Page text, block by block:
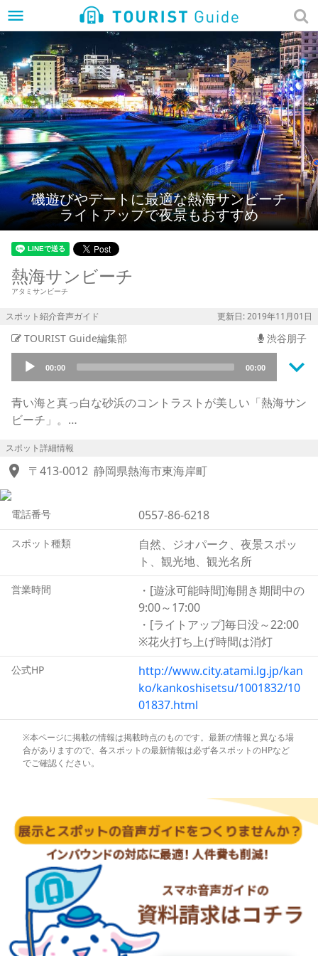
menu
磯遊びやデートに最適な熱海サンビーチ
ライトアップで夜景もおすすめ
熱海サンビーチ
アタミサンビーチ
スポット紹介音声ガイド 更新日: 2019年11月01日
TOURIST Guide編集部 渋谷朋子
Audio
Player
00:00 00:00 keyboard_arrow_down
青い海と真っ白な砂浜のコントラストが美しい「熱海サン
ビーチ」。
ターパーク」が設置され、海水浴場として家族連れやカッ
プルに大人気のスポットです。
サンビーチの周りには、「ムーンテラス」「スカイデッ
キ」「レインボーデッキ」「渚デッキ」が立ち並びます。
姉妹都市である北イタリア・サンレモ市を意識して作られ
たテラスやデッキは、地中海の爽やかな雰囲気を感じま
す。
中でも「ムーンテラス」は恋人の聖地として登録されてお
り、恋愛成就を願う人にオススメのスポットです。
熱海サンビーチは夜になるとライトアップされ、さらに魅
力的な姿を見せます。幻想的なブルーが印象的な明かり
は、世界的な照明デザイナー、石井幹子氏によって手がけ
日本初となる海のライトアップは、熱海サンビーチをより
スポット詳細情報
location_on 〒413-0012 静岡県熱海市東海岸町
電話番号 0557-86-6218
スポット種類
自然、ジオパーク、夜景スポッ
ト、観光地、観光名所
営業時間
・[遊泳可能時間]海開き期間中の
9:00～17:00
・[ライトアップ]毎日没～22:00
※花火打ち上げ時間は消灯
公式HP
http://www.city.atami.lg.jp/kan
ko/kankoshisetsu/1001832/10
01837.html
※本ページに掲載の情報は掲載時点のものです。最新の情報と異なる場
合がありますので、各スポットの最新情報は必ず各スポットのHPなど
でご確認ください。